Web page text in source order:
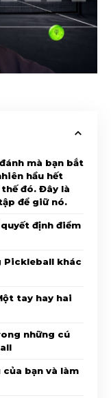
mà bạn bắt
hầu hết
đó. Đây là
để giữ nó.
định điểm
Pickleball khác
tay hay hai
những cú
bạn và làm